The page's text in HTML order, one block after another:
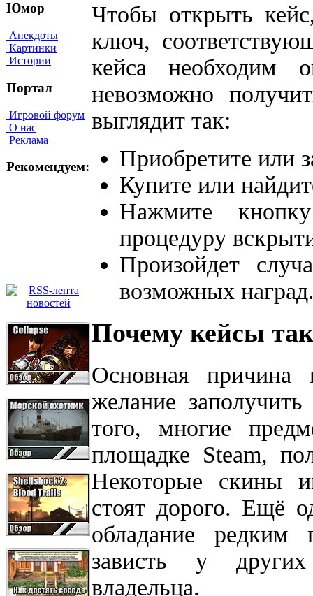
Юмор
Анекдоты
Картинки
Истории
Портал
Игровой форум
О нас
Реклама
Рекомендуем:
Чтобы открыть
ключ,
кейса необходим
невозможно
выглядит так:
Приобретите или
Купите или
Нажмите
процедуру
Произойдет
возможных
Почему кейсы
Основная
желание
того, многие
площадке Steam,
Некоторые скины
стоят дорого. Ещё
обладание редким
зависть у других
владельца.